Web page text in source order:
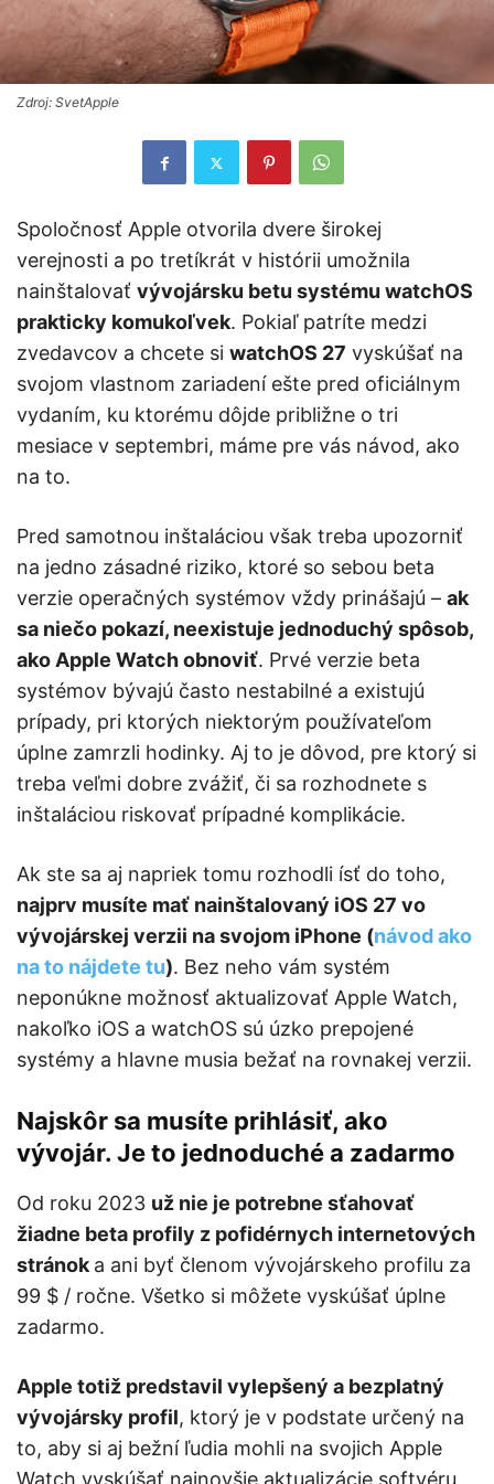
Zdroj: SvetApple
Spoločnosť Apple otvorila dvere širokej
verejnosti a po tretíkrát v histórii umožnila
nainštalovať vývojársku betu systému watchOS
prakticky komukoľvek. Pokiaľ patríte medzi
zvedavcov a chcete si watchOS 27 vyskúšať na
svojom vlastnom zariadení ešte pred oficiálnym
vydaním, ku ktorému dôjde približne o tri
mesiace v septembri, máme pre vás návod, ako
na to.
Pred samotnou inštaláciou však treba upozorniť
na jedno zásadné riziko, ktoré so sebou beta
verzie operačných systémov vždy prinášajú – ak
sa niečo pokazí, neexistuje jednoduchý spôsob,
ako Apple Watch obnoviť. Prvé verzie beta
systémov bývajú často nestabilné a existujú
prípady, pri ktorých niektorým používateľom
úplne zamrzli hodinky. Aj to je dôvod, pre ktorý si
treba veľmi dobre zvážiť, či sa rozhodnete s
inštaláciou riskovať prípadné komplikácie.
Ak ste sa aj napriek tomu rozhodli ísť do toho,
najprv musíte mať nainštalovaný iOS 27 vo
vývojárskej verzii na svojom iPhone (návod ako
na to nájdete tu). Bez neho vám systém
neponúkne možnosť aktualizovať Apple Watch,
nakoľko iOS a watchOS sú úzko prepojené
systémy a hlavne musia bežať na rovnakej verzii.
Najskôr sa musíte prihlásiť, ako
vývojár. Je to jednoduché a zadarmo
Od roku 2023 už nie je potrebne sťahovať
žiadne beta profily z pofidérnych internetových
stránoka ani byť členom vývojárskeho profilu za
99 $ / ročne. Všetko si môžete vyskúšať úplne
zadarmo.
Apple totiž predstavil vylepšený a bezplatný
vývojársky profil, ktorý je v podstate určený na
to, aby si aj bežní ľudia mohli na svojich Apple